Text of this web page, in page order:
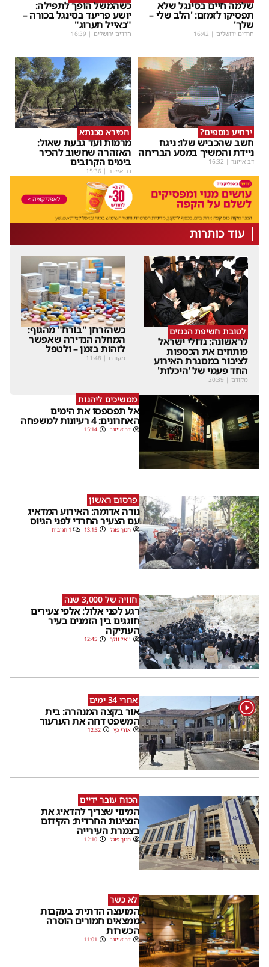
שלמה חיים בסינגל שלא
תפסיקו לזמזם: 'הלב שלי –
שלך'
חרדים ירושלים |
16:42
כשהמשל הופך לתפילה:
יושע פריעד בסינגל בכורה –
"כאייל תערוג"
חרדים ירושלים |
16:39
ירתיע נוספים?
חשב שהכביש שלו: ניגח
ניידת והמשיך במסע הבריחה
דב אייזנר |
16:32
חמירא סכנתא
מרמות ועד גבעת שאול:
האזהרה שחשוב להכיר
בימים הקרובים
דב אייזנר |
15:36
עוד כותרות
לטובת חשיפת הגנזים
לראשונה: גדולי ישראל
פותחים את הכספות
לציבור במסגרת האירוע
החד פעמי של 'היכלות'
מקודם |
20:39
כשהזרחן "בורח" מהגוף:
המחלה הנדירה שאפשר
לזהות בזמן – ולטפל
מקודם |
11:48
ממשיכים ליהנות
אל תפספסו את הימים
האחרונים: 4 רעיונות למשפחה
דב אייזנר 15:14
פרסום ראשון
נורה אדומה: האירוע המדאיג
עם הצעיר החרדי לפני הגיוס
חנוך פוגל 13:15 1 תגובות
חוויה של 3,000 שנה
רגע לפני אלול: אלפי צעירים
חוגגים בין הזמנים בעיר
העתיקה
יואל וולך 12:45
1 אחרי 34 ימים
אור בקצה המנהרה: בית
המשפט דחה את הערעור
אורי כץ 12:32
הכוח עובר ידיים
המינוי שצריך להדאיג את
הנציגות החרדית: הקידום
בצמרת העירייה
חנוך פוגל 12:10
לא כשר
המועצה הדתית: בעקבות
ממצאים חמורים הוסרה
הכשרות
דב אייזנר 11:01